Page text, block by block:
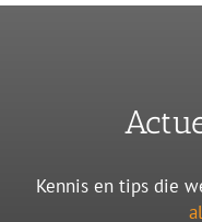
Kennis en tips die